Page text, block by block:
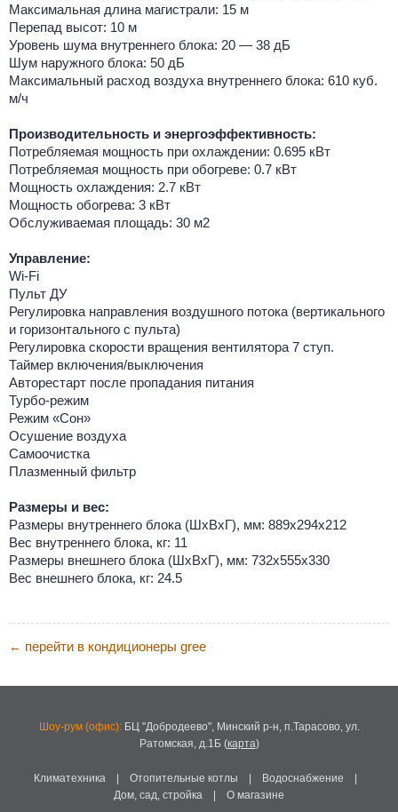
Максимальная длина магистрали: 15 м
Перепад высот: 10 м
Уровень шума внутреннего блока: 20 — 38 дБ
Шум наружного блока: 50 дБ
Максимальный расход воздуха внутреннего блока: 610 куб.
м/ч
Производительность и энергоэффективность:
Потребляемая мощность при охлаждении: 0.695 кВт
Потребляемая мощность при обогреве: 0.7 кВт
Мощность охлаждения: 2.7 кВт
Мощность обогрева: 3 кВт
Обслуживаемая площадь: 30 м2
Управление:
Wi-Fi
Пульт ДУ
Регулировка направления воздушного потока (вертикального
и горизонтального с пульта)
Регулировка скорости вращения вентилятора 7 ступ.
Таймер включения/выключения
Авторестарт после пропадания питания
Турбо-режим
Режим «Сон»
Осушение воздуха
Самоочистка
Плазменный фильтр
Размеры и вес:
Размеры внутреннего блока (ШхВхГ), мм: 889х294х212
Вес внутреннего блока, кг: 11
Размеры внешнего блока (ШхВхГ), мм: 732х555х330
Вес внешнего блока, кг: 24.5
← перейти в кондиционеры gree
Шоу-рум (офис):БЦ "Добродеево", Минский р-н, п.Тарасово, ул.
Ратомская, д.1Б(карта)
Климатехника | Отопительные котлы | Водоснабжение |
Дом, сад, стройка | О магазине